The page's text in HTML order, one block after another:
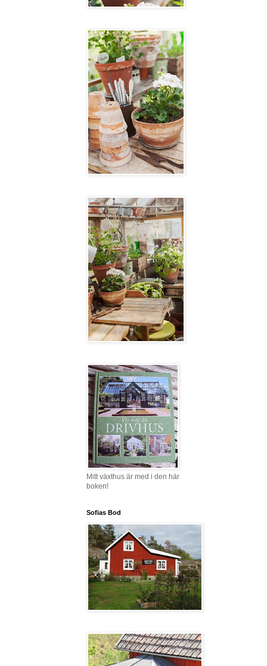
Mitt växthus är med i den här
boken!
Sofias Bod